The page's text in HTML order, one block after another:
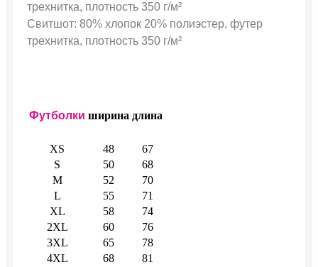
трехнитка, плотность 350 г/м²
Свитшот: 80% хлопок 20% полиэстер, футер
трехнитка, плотность 350 г/м²
Футболки ширина длина
XS 48
67
S
50
68
M
52
70
L
55
71
XL
58
74
2XL
60
76
3XL
65
78
4XL
68
81